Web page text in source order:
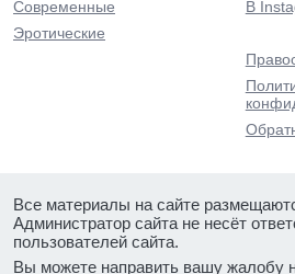
Современные
Эротические
В
Все материалы на сайте
Администратор сайта не несёт
пользователей сайта.
Вы можете направить вашу жалобу